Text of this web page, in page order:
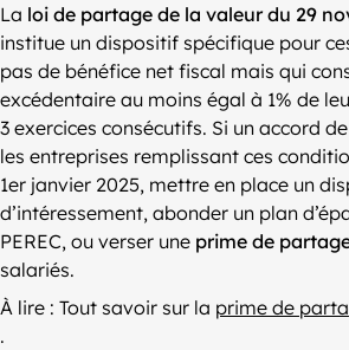
La loi de partage de la valeur du 29
institue un dispositif spécifique pour
pas de bénéfice net fiscal mais qui
excédentaire au moins égal à 1% de
3 exercices consécutifs. Si un accord
les entreprises remplissant ces
1er janvier 2025, mettre en place un
d’intéressement, abonder un plan
PEREC, ou verser une prime de
salariés.
À lire : Tout savoir sur la prime de
.